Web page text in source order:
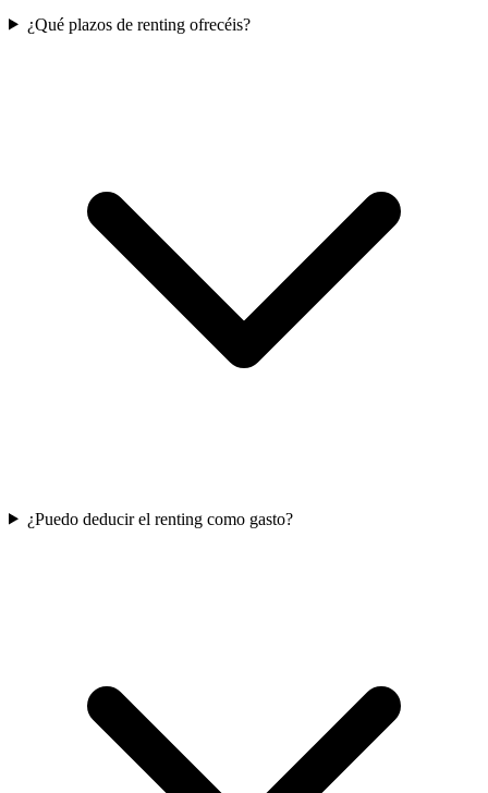
¿Qué plazos de renting ofrecéis?
¿Puedo deducir el renting como gasto?